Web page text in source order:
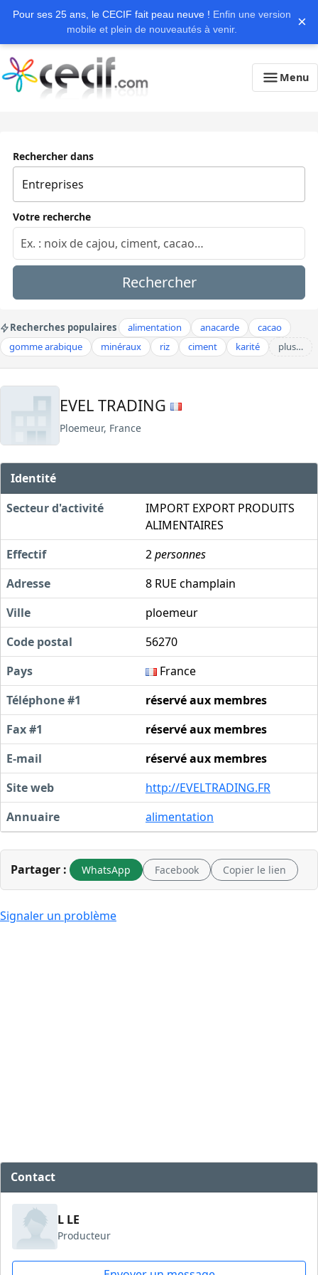
Pour ses 25 ans, le CECIF fait peau neuve ! Enfin une version
mobile et plein de nouveautés à venir.
×
Menu
Rechercher dans
Votre recherche
Rechercher
Recherches populaires alimentation anacarde
cacao
gomme arabique
minéraux riz ciment karité plus…
EVEL TRADING
Ploemeur, France
Identité
Secteur d'activité
IMPORT EXPORT PRODUITS
ALIMENTAIRES
Effectif
2personnes
Adresse
8 RUE champlain
Ville
ploemeur
Code postal
56270
Pays
France
Téléphone #1
réservé aux membres
Fax #1
réservé aux membres
E-mail
réservé aux membres
Site web
http://EVELTRADING.FR
Annuaire
alimentation
Partager : WhatsApp Facebook Copier le lien
Signaler un problème
Contact
L LE
Producteur